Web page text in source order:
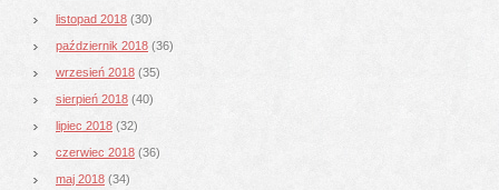
listopad 2018 (30)
październik 2018 (36)
wrzesień 2018 (35)
sierpień 2018 (40)
lipiec 2018 (32)
czerwiec 2018 (36)
maj 2018 (34)